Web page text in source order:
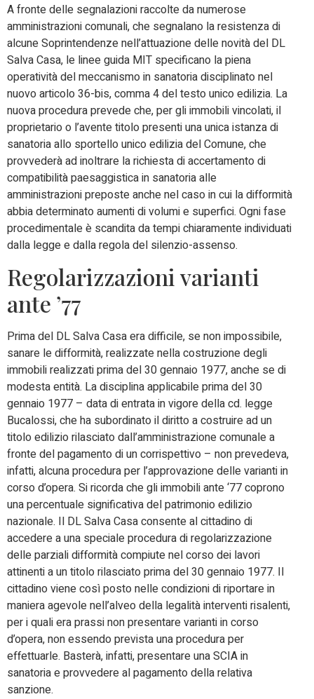
A fronte delle segnalazioni raccolte da numerose
amministrazioni comunali, che segnalano la resistenza di
alcune Soprintendenze nell’attuazione delle novità del DL
Salva Casa, le linee guida MIT specificano la piena
operatività del meccanismo in sanatoria disciplinato nel
nuovo articolo 36-bis, comma 4 del testo unico edilizia. La
nuova procedura prevede che, per gli immobili vincolati, il
proprietario o l’avente titolo presenti una unica istanza di
sanatoria allo sportello unico edilizia del Comune, che
provvederà ad inoltrare la richiesta di accertamento di
compatibilità paesaggistica in sanatoria alle
amministrazioni preposte anche nel caso in cui la difformità
abbia determinato aumenti di volumi e superfici. Ogni fase
procedimentale è scandita da tempi chiaramente individuati
dalla legge e dalla regola del silenzio-assenso.
Regolarizzazioni varianti
ante ’77
Prima del DL Salva Casa era difficile, se non impossibile,
sanare le difformità, realizzate nella costruzione degli
immobili realizzati prima del 30 gennaio 1977, anche se di
modesta entità. La disciplina applicabile prima del 30
gennaio 1977 – data di entrata in vigore della cd. legge
Bucalossi, che ha subordinato il diritto a costruire ad un
titolo edilizio rilasciato dall’amministrazione comunale a
fronte del pagamento di un corrispettivo – non prevedeva,
infatti, alcuna procedura per l’approvazione delle varianti in
corso d’opera. Si ricorda che gli immobili ante ‘77 coprono
una percentuale significativa del patrimonio edilizio
nazionale. Il DL Salva Casa consente al cittadino di
accedere a una speciale procedura di regolarizzazione
delle parziali difformità compiute nel corso dei lavori
attinenti a un titolo rilasciato prima del 30 gennaio 1977. Il
cittadino viene così posto nelle condizioni di riportare in
maniera agevole nell’alveo della legalità interventi risalenti,
per i quali era prassi non presentare varianti in corso
d’opera, non essendo prevista una procedura per
effettuarle. Basterà, infatti, presentare una SCIA in
sanatoria e provvedere al pagamento della relativa
sanzione.